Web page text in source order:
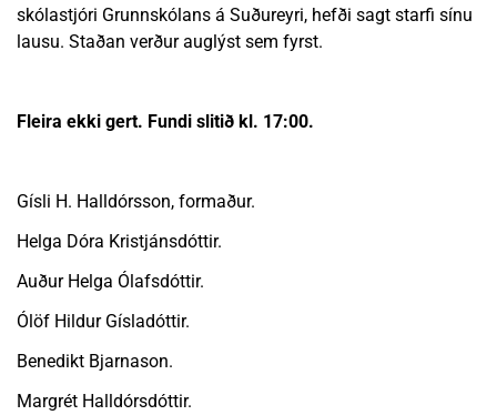
skólastjóri Grunnskólans á Suðureyri, hefði sagt starfi sínu
lausu. Staðan verður auglýst sem fyrst.
Fleira ekki gert. Fundi slitið kl. 17:00.
Gísli H. Halldórsson, formaður.
Helga Dóra Kristjánsdóttir.
Auður Helga Ólafsdóttir.
Ólöf Hildur Gísladóttir.
Benedikt Bjarnason.
Margrét Halldórsdóttir.